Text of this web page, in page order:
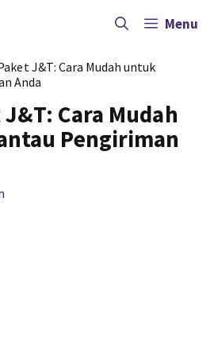
Menu
J&T: Cara Mudah untuk
Anda
Cara Mudah
Pengiriman